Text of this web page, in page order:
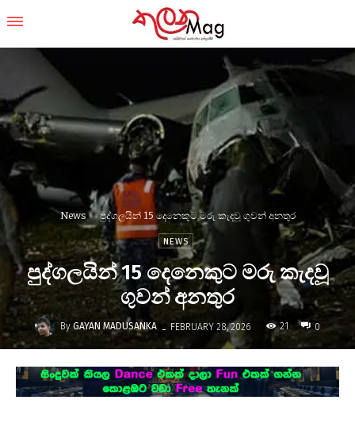
News පුද්ගලයින් 15 දෙනෙකුට මරු කැදවූ ගුවන් අනතුර
NEWS
පුද්ගලයින් 15 දෙනෙකුට මරු කැදවූ
ගුවන් අනතුර
By GAYAN MADUSANKA - FEBRUARY 28, 2026 21 0